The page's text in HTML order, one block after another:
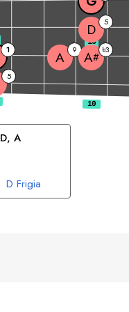
5
1 A 9 A#
b3
D 5
10
D, A
D Frigia